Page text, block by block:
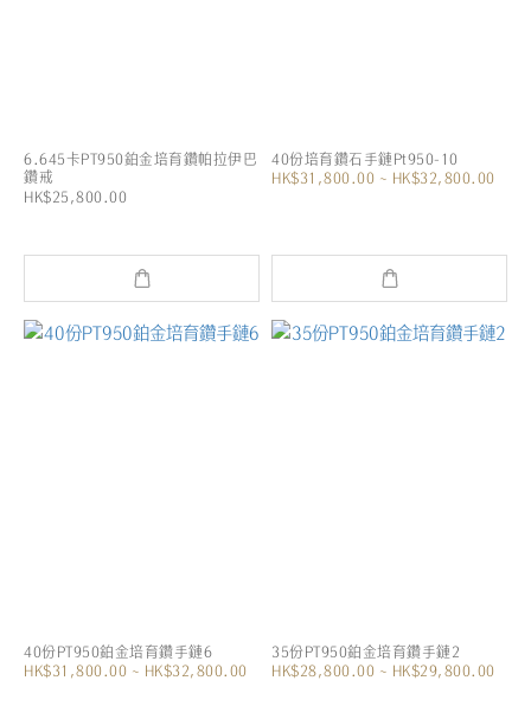
6.645卡PT950鉑金培育鑽帕拉伊巴
鑽戒
HK$25,800.00
40份培育鑽石手鏈Pt950-10
HK$31,800.00 ~ HK$32,800.00
40份PT950鉑金培育鑽手鏈6
HK$31,800.00 ~ HK$32,800.00
35份PT950鉑金培育鑽手鏈2
HK$28,800.00 ~ HK$29,800.00